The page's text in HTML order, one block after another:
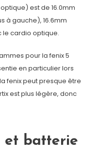
est de 16.0mm
à gauche), 16.6mm
le cardio optique.
pour la fenix 5
en particulier lors
fenix peut presque être
est plus légère, donc
et batterie